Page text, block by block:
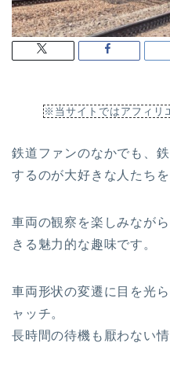
※当サイトではアフィリ
鉄道ファンのなかでも、
するのが大好きな人たち
車両の観察を楽しみなが
きる魅力的な趣味です。
車両形状の変遷に目を光
ャッチ。
長時間の待機も厭わない情